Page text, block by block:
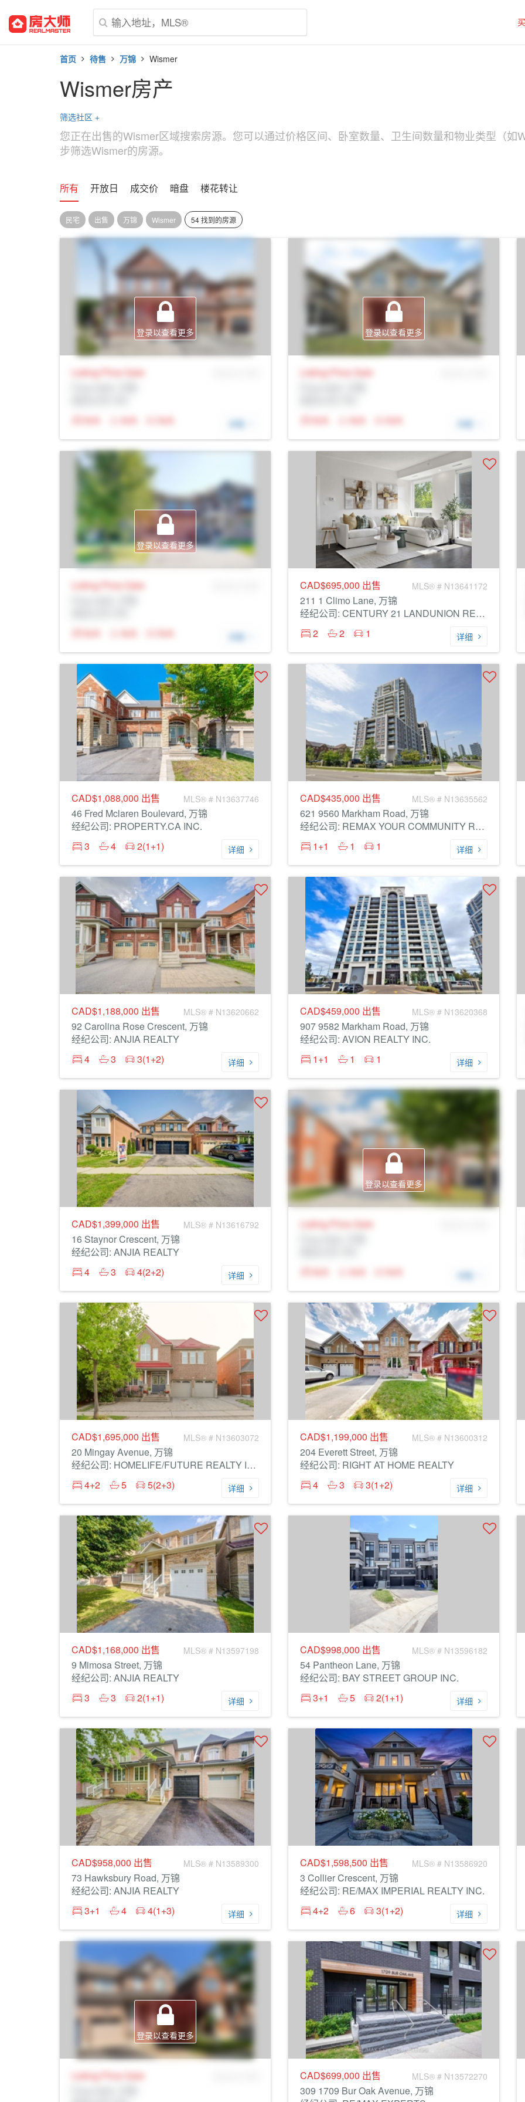
首页 待售 万锦 Wismer
Wismer房产
筛选社区 +
您正在出售的Wismer区域搜索房源。您可以通过价格区间、卧室数量、卫生间数量和物业类型（
步筛选Wismer的房源。
所有 开放日 成交价 暗盘 楼花转让
民宅 出售 万锦 Wismer 54 找到的房源
登录以查看更多
Listing Price Sale
N/A
N/A N/A 详细
登录以查看更多
Listing Price Sale
N/A
N/A N/A 详细
登录以查看更多
Listing Price Sale
N/A
N/A N/A 详细
CAD$695,000 出售 MLS® # N13641172
211 1 Climo Lane, 万锦
经纪公司: CENTURY 21 LANDUNION REALTY INC.
2
2 1 详细
CAD$1,088,000 出售 MLS® # N13637746
46 Fred Mclaren Boulevard, 万锦
经纪公司: PROPERTY.CA INC.
3
4 2(1+1) 详细
CAD$435,000 出售 MLS® # N13635562
621 9560 Markham Road, 万锦
经纪公司: REMAX YOUR COMMUNITY REALTY
1+1
1 1 详细
CAD$1,188,000 出售 MLS® # N13620662
92 Carolina Rose Crescent, 万锦
经纪公司: ANJIA REALTY
4
3 3(1+2) 详细
CAD$459,000 出售 MLS® # N13620368
907 9582 Markham Road, 万锦
经纪公司: AVION REALTY INC.
1+1
1 1 详细
CAD$1,399,000 出售 MLS® # N13616792
16 Staynor Crescent, 万锦
经纪公司: ANJIA REALTY
4
3 4(2+2) 详细
登录以查看更多
Listing Price Sale
N/A
N/A N/A 详细
CAD$1,695,000 出售 MLS® # N13603072
20 Mingay Avenue, 万锦
经纪公司: HOMELIFE/FUTURE REALTY INC.
4+2
5 5(2+3) 详细
CAD$1,199,000 出售 MLS® # N13600312
204 Everett Street, 万锦
经纪公司: RIGHT AT HOME REALTY
4
3 3(1+2) 详细
CAD$1,168,000 出售 MLS® # N13597198
9 Mimosa Street, 万锦
经纪公司: ANJIA REALTY
3
3 2(1+1) 详细
CAD$998,000 出售 MLS® # N13596182
54 Pantheon Lane, 万锦
经纪公司: BAY STREET GROUP INC.
3+1
5 2(1+1) 详细
CAD$958,000 出售 MLS® # N13589300
73 Hawksbury Road, 万锦
经纪公司: ANJIA REALTY
3+1
4 4(1+3) 详细
CAD$1,598,500 出售 MLS® # N13586920
3 Collier Crescent, 万锦
经纪公司: RE/MAX IMPERIAL REALTY INC.
4+2
6 3(1+2) 详细
登录以查看更多
Listing Price Sale CAD$699,000 出售 MLS® # N13572270
309 1709 Bur Oak Avenue, 万锦